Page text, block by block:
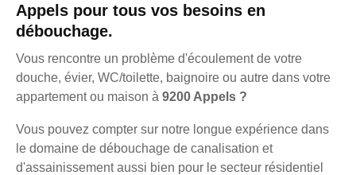
Appels pour tous vos besoins en
débouchage.
Vous rencontre un problème d'écoulement de votre
douche, évier, WC/toilette, baignoire ou autre dans votre
appartement ou maison à 9200 Appels ?
Vous pouvez compter sur notre longue expérience dans
le domaine de débouchage de canalisation et
d'assainissement aussi bien pour le secteur résidentiel